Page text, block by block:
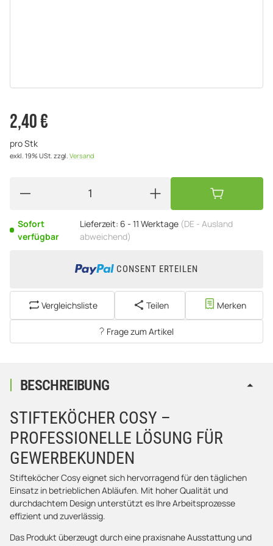
2,40 €
pro Stk
exkl. 19% USt. zzgl. Versand
Sofort
verfügbar
Lieferzeit: 6 - 11 Werktage (DE - Ausland
abweichend)
CONSENT ERTEILEN
Vergleichsliste Teilen Merken
Frage zum Artikel
BESCHREIBUNG
STIFTEKÖCHER COSY –
PROFESSIONELLE LÖSUNG FÜR
GEWERBEKUNDEN
Stifteköcher Cosy eignet sich hervorragend für den täglichen
Einsatz in betrieblichen Abläufen. Mit hoher Qualität und
durchdachtem Design unterstützt es Ihre Arbeitsprozesse
effizient und zuverlässig.
Das Produkt überzeugt durch eine praxisnahe Ausstattung und